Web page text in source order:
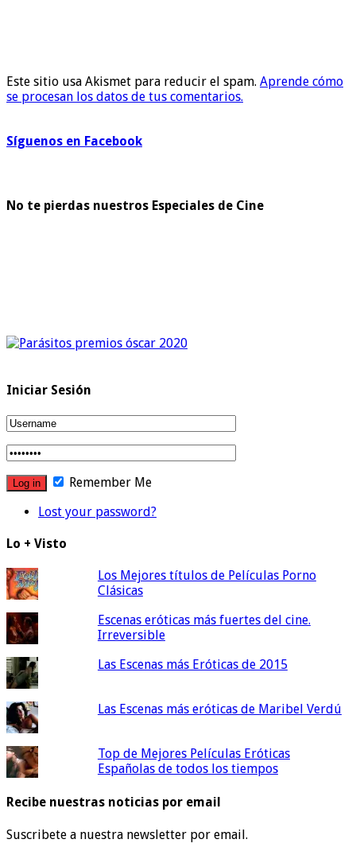
Este sitio usa Akismet para reducir el spam. Aprende cómo
se procesan los datos de tus comentarios.
Síguenos en Facebook
No te pierdas nuestros Especiales de Cine
Iniciar Sesión
Remember Me
Lost your password?
Lo + Visto
Los Mejores títulos de Películas Porno
Clásicas
Escenas eróticas más fuertes del cine.
Irreversible
Las Escenas más Eróticas de 2015
Las Escenas más eróticas de Maribel Verdú
Top de Mejores Películas Eróticas
Españolas de todos los tiempos
Recibe nuestras noticias por email
Suscribete a nuestra newsletter por email.